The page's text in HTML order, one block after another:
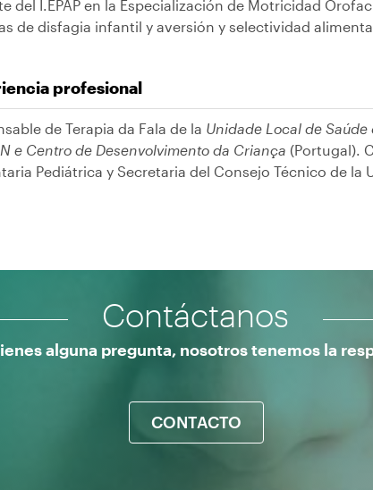
del I.EPAP en la Especialización de Motricidad
de disfagia infantil y aversión y selectividad
profesional
de Terapia da Fala de la Unidade Local de
e Centro de Desenvolvimento da Criança (Portugal).
Pediátrica y Secretaria del Consejo Técnico de la
Contáctanos
alguna pregunta, nosotros tenemos la
CONTACTO